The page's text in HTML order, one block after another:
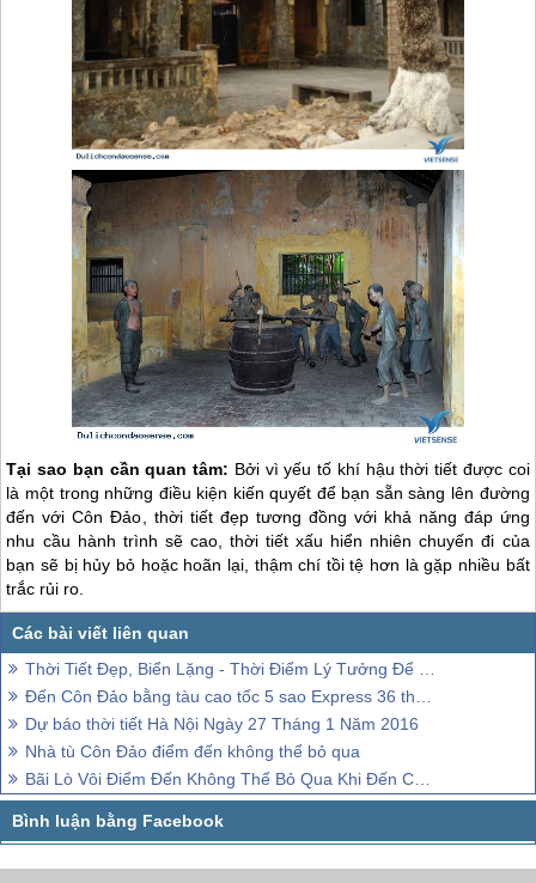
Tại sao bạn cần quan tâm: Bởi vì yếu tố khí hậu thời tiết được coi
là một trong những điều kiện kiến quyết để bạn sẵn sàng lên đường
đến vớiCôn Đảo , thời tiết đẹp tương đồng với khả năng đáp ứng
nhu cầu hành trình sẽ cao, thời tiết xấu hiển nhiên chuyến đi của
bạn sẽ bị hủy bỏ hoặc hoãn lại, thậm chí tồi tệ hơn là gặp nhiều bất
trắc rủi ro.
Thời Tiết Đẹp, Biển Lặng - Thời Điểm Lý Tưởng Để Đi Chơi Côn Đảo Dịp Cuối Năm
Đến Côn Đảo bằng tàu cao tốc 5 sao Express 36 thời gian di chuyển chỉ còn một nửa.
Dự báo thời tiết Hà Nội Ngày 27 Tháng 1 Năm 2016
Nhà tù Côn Đảo điểm đến không thể bỏ qua
Bãi Lò Vôi Điểm Đến Không Thể Bỏ Qua Khi Đến Côn Đảo